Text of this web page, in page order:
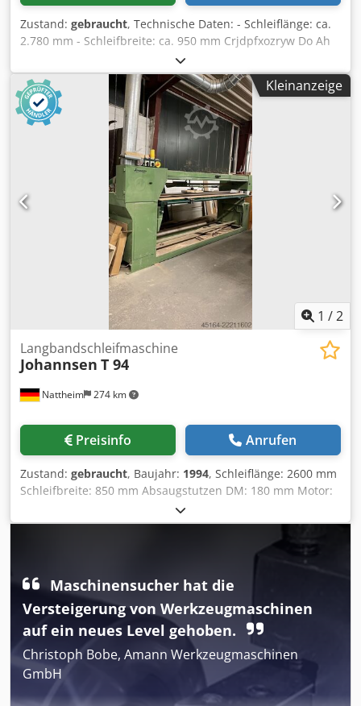
Zustand: gebraucht, Technische Daten: - Schleiflänge: ca.
2.780 mm - Schleifbreite: ca. 950 mm Crjdpfxozryw Do Ah
Kleinanzeige
1 /2
Nattheim 274 km
Langbandschleifmaschine
Johannsen T 94
Preisinfo Anrufen
Zustand: gebraucht, Baujahr: 1994, Schleiflänge: 2600 mm
Schleifbreite: 850 mm Absaugstutzen DM: 180 mm Motor:
4 kW Drehzahl: 1430 min-1 Bandgeschwindigkeit: 22 m/sec
Gewicht: ca. 700 kg Csdpfxezg Nawe Ah Eerf Lagerort:
Maschinensucher hat die
Versteigerung von Werkzeugmaschinen
auf ein neues Level gehoben.
Christoph Bobe, Amann Werkzeugmaschinen
GmbH